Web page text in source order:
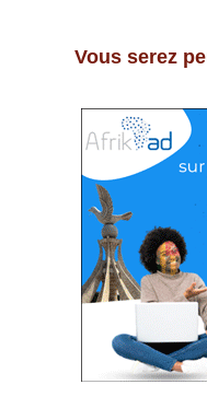
Vous serez